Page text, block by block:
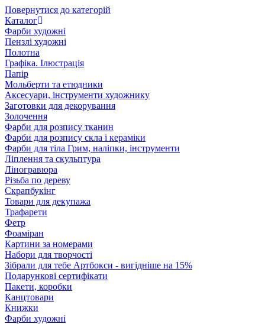
Повернутися до категорій
Каталог
Фарби художні
Пензлі художні
Полотна
Графіка. Ілюстрація
Папір
Мольберти та етюдники
Аксесуари, інструменти художнику
Заготовки для декорування
Золочення
Фарби для розпису тканин
Фарби для розпису скла і кераміки
Фарби для тіла Грим, наліпки, інструменти
Ліплення та скульптура
Ліногравюра
Різьба по дереву
Скрапбукінг
Товари для декупажа
Трафарети
Фетр
Фоаміран
Картини за номерами
Набори для творчості
Зібрали для тебе Артбокси - вигідніше на 15%
Подарункові сертифікати
Пакети, коробки
Канцтовари
Книжки
Фарби художні